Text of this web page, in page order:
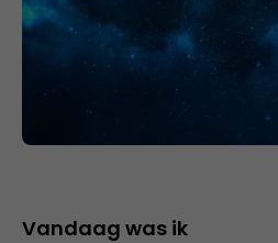
Vandaag was ik